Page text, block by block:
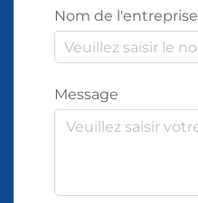
Nom de l'entreprise
Message